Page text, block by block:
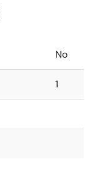
No
1